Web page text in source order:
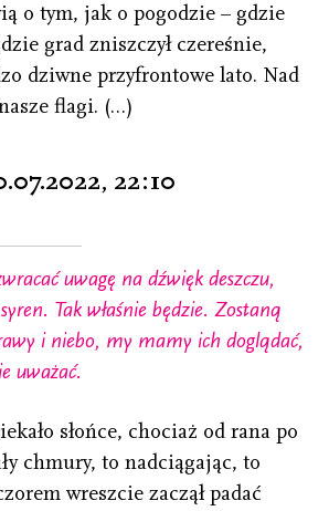
o tym, jak o pogodzie – gdzie
grad zniszczył czereśnie,
dziwne przyfrontowe lato. Nad
flagi. (…)
, 22 : 10
uwagę na dźwięk deszczu,
Tak właśnie będzie. Zostaną
i niebo, my mamy ich doglądać,
uważać.
słońce, chociaż od rana po
chmury, to nadciągając, to
wreszcie zaczął padać